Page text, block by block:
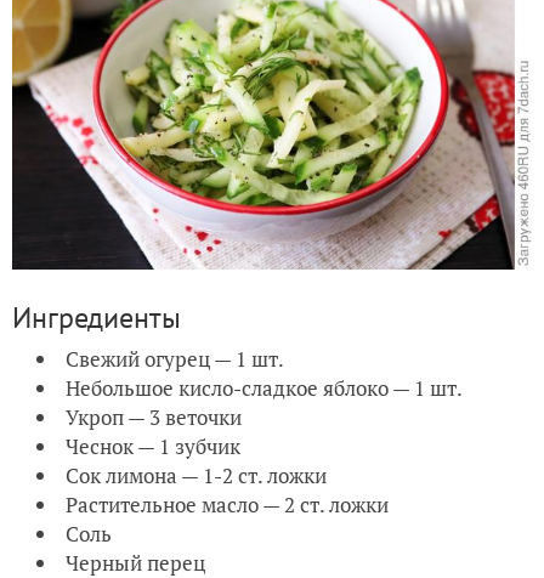
Ингредиенты
Свежий огурец — 1 шт.
Небольшое кисло-сладкое яблоко — 1 шт.
Укроп — 3 веточки
Чеснок — 1 зубчик
Сок лимона — 1-2 ст. ложки
Растительное масло — 2 ст. ложки
Соль
Черный перец